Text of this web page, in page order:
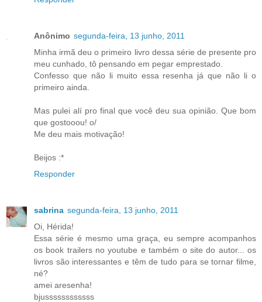
Anônimo segunda-feira, 13 junho, 2011
Minha irmã deu o primeiro livro dessa série de presente pro
meu cunhado, tô pensando em pegar emprestado.
Confesso que não li muito essa resenha já que não li o
primeiro ainda.
Mas pulei alí pro final que você deu sua opinião. Que bom
que gostooou! o/
Me deu mais motivação!
Beijos :*
Responder
sabrina segunda-feira, 13 junho, 2011
Oi, Hérida!
Essa série é mesmo uma graça, eu sempre acompanhos
os book trailers no youtube e também o site do autor... os
livros são interessantes e têm de tudo para se tornar filme,
né?
amei aresenha!
bjussssssssssss